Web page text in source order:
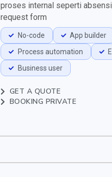
proses internal seperti
request form
No-code
App builder
Process automation
Business user
GET A QUOTE
BOOKING PRIVATE